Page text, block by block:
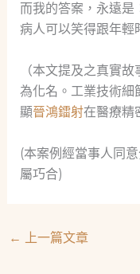
而我的答案，永遠是
病人可以笑得跟年輕
（本文提及之真實
為化名。工業技術細
顯晉鴻鐳射在醫療精
(本案例經當事人同
屬巧合)
← 上一篇文章